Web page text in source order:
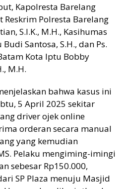
Kapolresta Barelang
Polresta Barelang
S.I.K., M.H., Kasihumas
Santosa, S.H., dan Ps.
Kota Iptu Bobby
M.H.
bahwa kasus ini
5 April 2025 sekitar
driver ojek online
orderan secara manual
yang kemudian
Pelaku mengiming-imingi
sebesar Rp150.000,
SP Plaza menuju Masjid